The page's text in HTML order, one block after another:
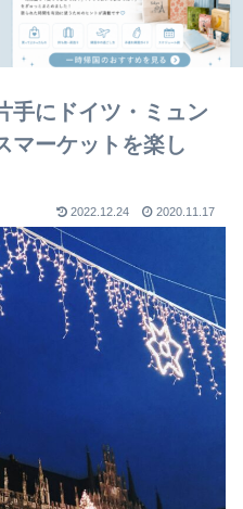
手にドイツ・ミュン
マーケットを楽し
2022.12.24 2020.11.17